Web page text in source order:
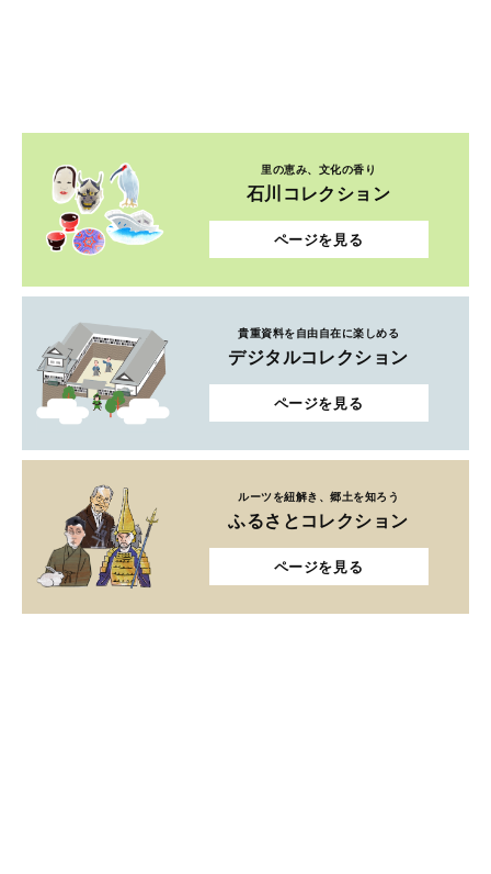
貴重資料を自由自在に楽しめる
デジタルコレクション
ページを見る
ルーツを紐解き、郷土を知ろう
ふるさとコレクション
ページを見る